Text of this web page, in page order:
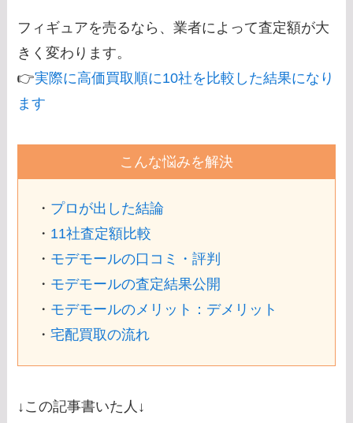
フィギュアを売るなら、業者によって査定額が大
きく変わります。
👉実際に高価買取順に10社を比較した結果になり
ます
こんな悩みを解決
・ プロが出した結論
・ 11社査定額比較
・ モデモールの口コミ・評判
・ モデモールの査定結果公開
・ モデモールのメリット：デメリット
・ 宅配買取の流れ
↓この記事書いた人↓